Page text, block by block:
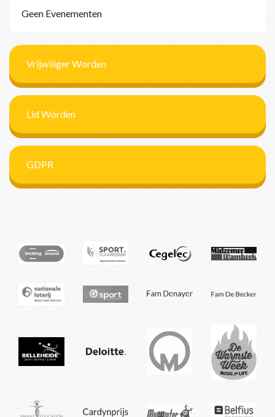
Geen Evenementen
Vrijwiliger Worden
Lid Worden
GDPR